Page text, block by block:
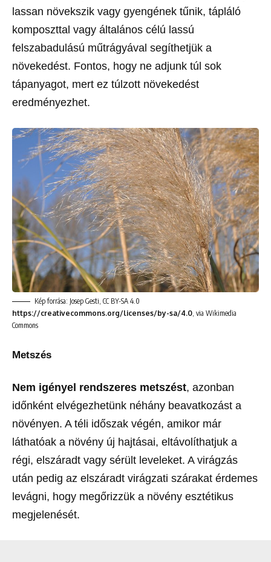
lassan növekszik vagy gyengének tűnik, tápláló
komposzttal vagy általános célú lassú
felszabadulású műtrágyával segíthetjük a
növekedést. Fontos, hogy ne adjunk túl sok
tápanyagot, mert ez túlzott növekedést
eredményezhet.
Kép forrása: Josep Gesti, CC BY-SA 4.0
https://creativecommons.org/licenses/by-sa/4.0 , via Wikimedia
Commons
Metszés
Nem igényel rendszeres metszést, azonban
időnként elvégezhetünk néhány beavatkozást a
növényen. A téli időszak végén, amikor már
láthatóak a növény új hajtásai, eltávolíthatjuk a
régi, elszáradt vagy sérült leveleket. A virágzás
után pedig az elszáradt virágzati szárakat érdemes
levágni, hogy megőrizzük a növény esztétikus
megjelenését.